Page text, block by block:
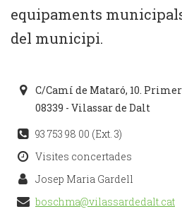
equipaments
del municipi.
C/Camí de Mataró, 10.
08339 - Vilassar de Dalt
93 753 98 00 (Ext. 3)
Visites concertades
Josep Maria Gardell
boschma@vilassardedalt.cat